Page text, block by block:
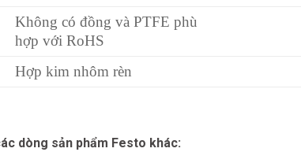
Không có đồng và PTFE phù
hợp với RoHS
Hợp kim nhôm rèn
dòng sản phẩm Festo khác: